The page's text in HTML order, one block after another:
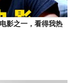
影之一，看得我热